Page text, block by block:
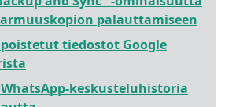
palauttamiseen
poistetut tiedostot Google
keskusteluhistoria